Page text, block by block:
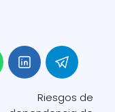
Riesgos de